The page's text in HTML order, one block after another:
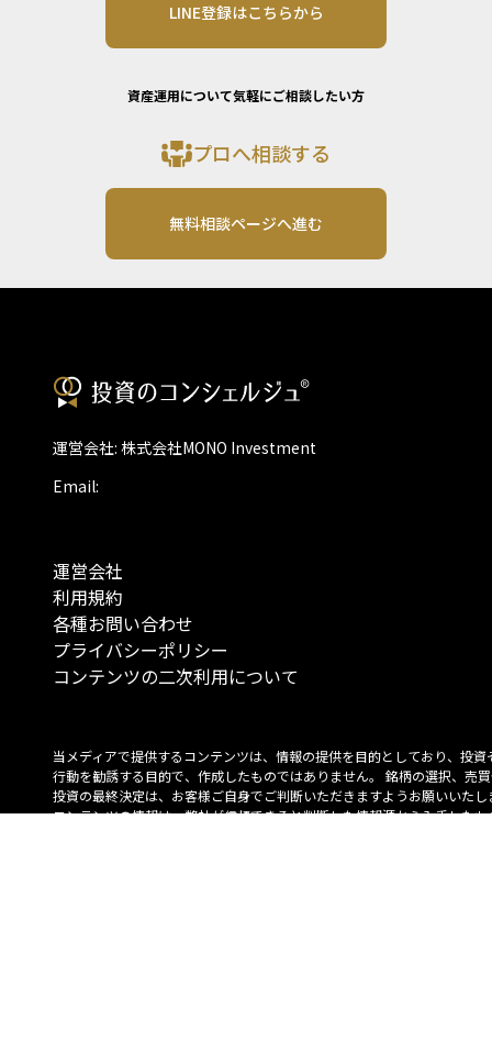
LINE登録はこちらから
資産運用について気軽にご相談したい方
プロへ相談する
無料相談ページへ進む
運営会社: 株式会社MONO Investment
Email:
運営会社
利用規約
各種お問い合わせ
プライバシーポリシー
コンテンツの二次利用について
当メディアで提供するコンテンツは、情報の提供を目的としており、投資
行動を勧誘する目的で、作成したものではありません。 銘柄の選択、売
投資の最終決定は、お客様ご自身でご判断いただきますようお願いいたし
コンテンツの情報は、弊社が信頼できると判断した情報源から入手したも